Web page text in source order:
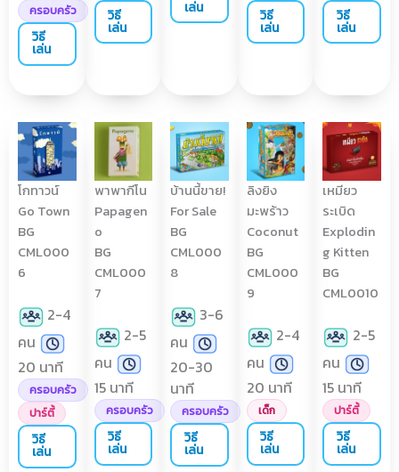
ครอบครัว
วิธี
เล่น
วิธี
เล่น
เล่น วิธี
เล่น
วิธี
เล่น
โกทาวน์
Go Town
BG
CML000
6
2-4
คน
20 นาที
ครอบครัว
ปาร์ตี้
วิธี
เล่น
พาพากีโน
Papagen
o
BG
CML000
7
2-5
คน
15 นาที
ครอบครัว
วิธี
เล่น
บ้านนี้ขาย!
For Sale
BG
CML000
8
3-6
คน
20-30
นาที
ครอบครัว
วิธี
เล่น
ลิงยิง
มะพร้าว
Coconut
BG
CML000
9
2-4
คน
20 นาที
เด็ก
วิธี
เล่น
เหมียว
ระเบิด
Explodin
g Kitten
BG
CML0010
2-5
คน
15 นาที
ปาร์ตี้
วิธี
เล่น